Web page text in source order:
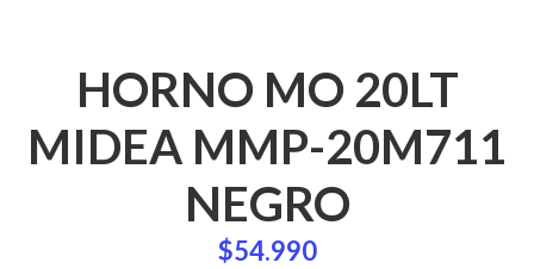
HORNO MO 20LT
MIDEA MMP-20M711
NEGRO
$54.990